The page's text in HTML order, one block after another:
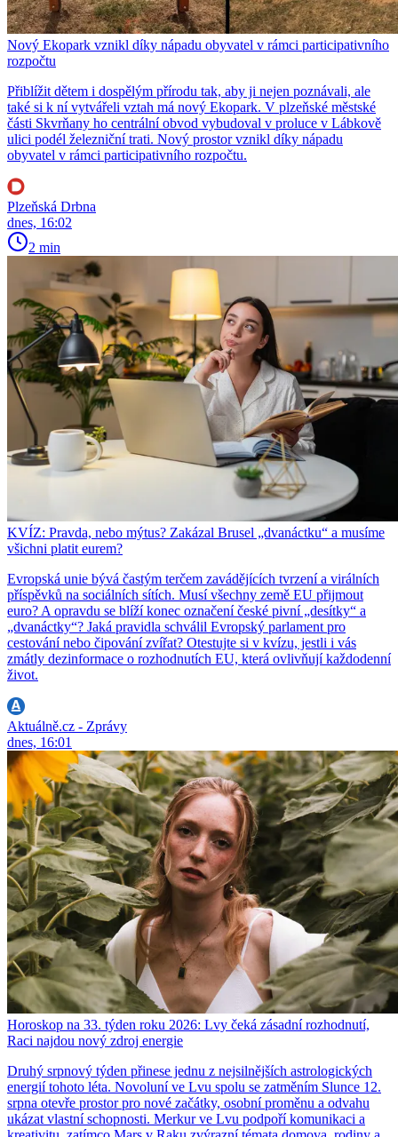
Nový Ekopark vznikl díky nápadu obyvatel v rámci participativního
rozpočtu
Přiblížit dětem i dospělým přírodu tak, aby ji nejen poznávali, ale
také si k ní vytvářeli vztah má nový Ekopark. V plzeňské městské
části Skvrňany ho centrální obvod vybudoval v proluce v Lábkově
ulici podél železniční trati. Nový prostor vznikl díky nápadu
obyvatel v rámci participativního rozpočtu.
Plzeňská Drbna
dnes, 16:02
2 min
KVÍZ: Pravda, nebo mýtus? Zakázal Brusel „dvanáctku“ a musíme
všichni platit eurem?
Evropská unie bývá častým terčem zavádějících tvrzení a virálních
příspěvků na sociálních sítích. Musí všechny země EU přijmout
euro? A opravdu se blíží konec označení české pivní „desítky“ a
„dvanáctky“? Jaká pravidla schválil Evropský parlament pro
cestování nebo čipování zvířat? Otestujte si v kvízu, jestli i vás
zmátly dezinformace o rozhodnutích EU, která ovlivňují každodenní
život.
Aktuálně.cz - Zprávy
dnes, 16:01
Horoskop na 33. týden roku 2026: Lvy čeká zásadní rozhodnutí,
Raci najdou nový zdroj energie
Druhý srpnový týden přinese jednu z nejsilnějších astrologických
energií tohoto léta. Novoluní ve Lvu spolu se zatměním Slunce 12.
srpna otevře prostor pro nové začátky, osobní proměnu a odvahu
ukázat vlastní schopnosti. Merkur ve Lvu podpoří komunikaci a